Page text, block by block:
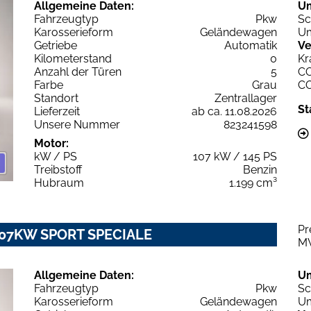
Allgemeine Daten:
Fahrzeugtyp
Pkw
Karosserieform
Geländewagen
Getriebe
Automatik
Kilometerstand
0
Anzahl der Türen
5
Farbe
Grau
Standort
Zentrallager
Lieferzeit
ab ca. 11.08.2026
Unsere Nummer
823241598
Motor:
kW / PS
107 kW / 145 PS
Treibstoff
Benzin
Hubraum
1.199 cm³
SPORT SPECIALE
Allgemeine Daten:
Fahrzeugtyp
Pkw
Karosserieform
Geländewagen